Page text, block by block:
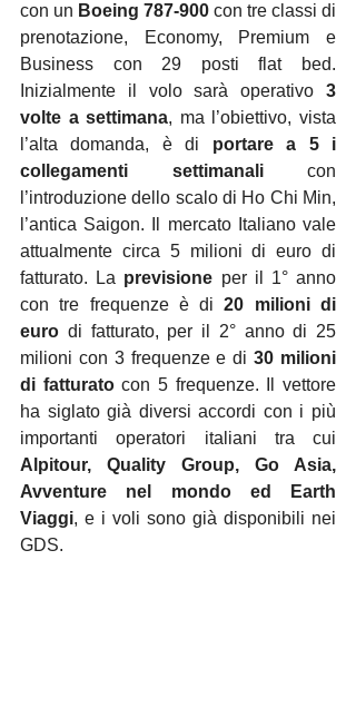
con un Boeing 787-900 con tre classi di
prenotazione, Economy, Premium e
Business con 29 posti flat bed.
Inizialmente il volo sarà operativo 3
volte a settimana, ma l’obiettivo, vista
l’alta domanda, è di portare a 5 i
collegamenti
settimanali con
l’introduzione dello scalo di Ho Chi Min,
l’antica Saigon. Il mercato Italiano vale
attualmente circa 5 milioni di euro di
fatturato. La previsione per il 1° anno
con tre frequenze è di 20 milioni di
euro di fatturato, per il 2° anno di 25
milioni con 3 frequenze e di 30 milioni
di fatturato con 5 frequenze. Il vettore
ha siglato già diversi accordi con i più
Alpitour, Quality Group, Go Asia,
Avventure nel mondo ed Earth
Viaggi, e i voli sono già disponibili nei
GDS.